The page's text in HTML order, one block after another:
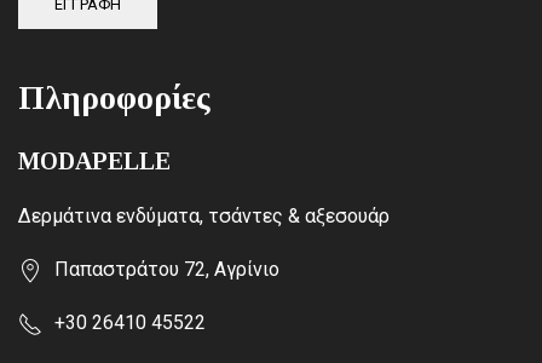
ΕΓΓΡΑΦΗ
Πληροφορίες
MODAPELLE
Δερμάτινα ενδύματα, τσάντες & αξεσουάρ
Παπαστράτου 72, Αγρίνιο
+30 26410 45522